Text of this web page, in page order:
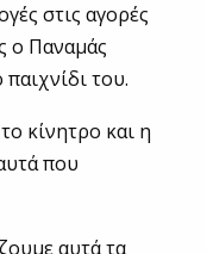
στις αγορές
ο Παναμάς
του.
κίνητρο και η
που
αυτά τα